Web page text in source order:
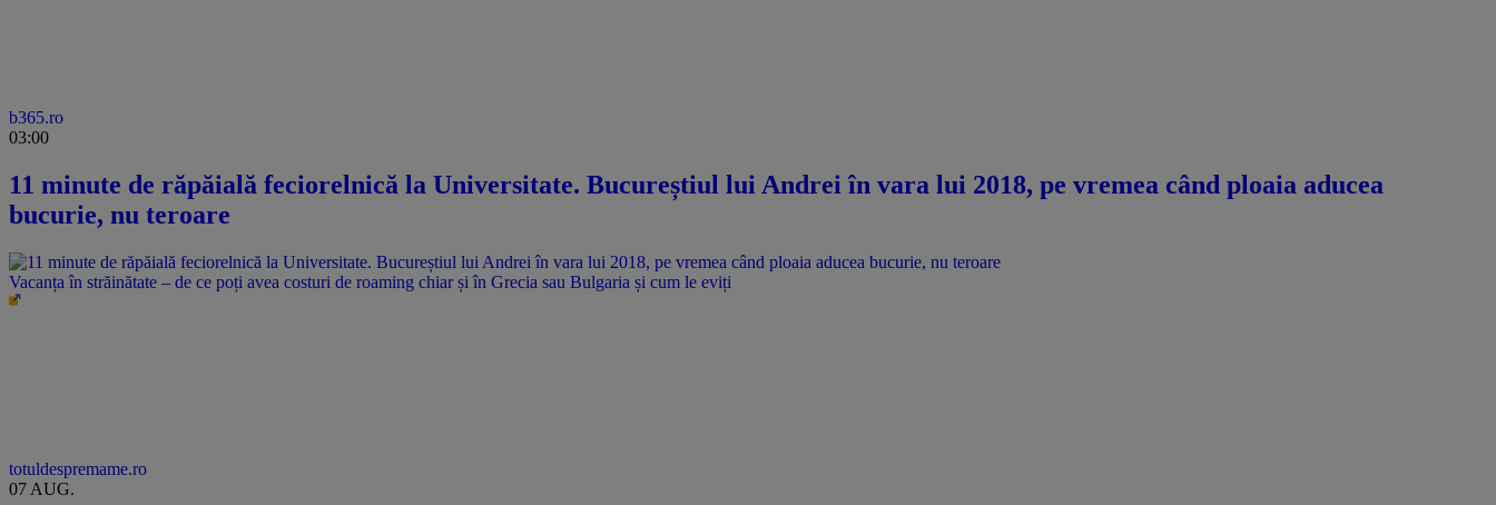
b365.ro
03:00
11 minute de răpăială feciorelnică la Universitate. Bucureștiul lui Andrei în vara lui 2018, pe vremea când ploaia aducea
bucurie, nu teroare
Vacanța în străinătate – de ce poți avea costuri de roaming chiar și în Grecia sau Bulgaria și cum le eviți
totuldespremame.ro
07 AUG.